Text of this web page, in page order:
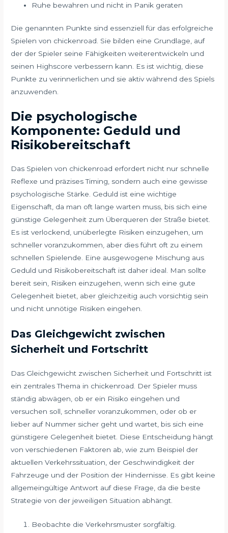
Ruhe bewahren und nicht in Panik geraten
Die genannten Punkte sind essenziell für das erfolgreiche
Spielen von chickenroad. Sie bilden eine Grundlage, auf
der der Spieler seine Fähigkeiten weiterentwickeln und
seinen Highscore verbessern kann. Es ist wichtig, diese
Punkte zu verinnerlichen und sie aktiv während des Spiels
anzuwenden.
Die psychologische
Komponente: Geduld und
Risikobereitschaft
Das Spielen von chickenroad erfordert nicht nur schnelle
Reflexe und präzises Timing, sondern auch eine gewisse
psychologische Stärke. Geduld ist eine wichtige
Eigenschaft, da man oft lange warten muss, bis sich eine
günstige Gelegenheit zum Überqueren der Straße bietet.
Es ist verlockend, unüberlegte Risiken einzugehen, um
schneller voranzukommen, aber dies führt oft zu einem
schnellen Spielende. Eine ausgewogene Mischung aus
Geduld und Risikobereitschaft ist daher ideal. Man sollte
bereit sein, Risiken einzugehen, wenn sich eine gute
Gelegenheit bietet, aber gleichzeitig auch vorsichtig sein
und nicht unnötige Risiken eingehen.
Das Gleichgewicht zwischen
Sicherheit und Fortschritt
Das Gleichgewicht zwischen Sicherheit und Fortschritt ist
ein zentrales Thema in chickenroad. Der Spieler muss
ständig abwägen, ob er ein Risiko eingehen und
versuchen soll, schneller voranzukommen, oder ob er
lieber auf Nummer sicher geht und wartet, bis sich eine
günstigere Gelegenheit bietet. Diese Entscheidung hängt
von verschiedenen Faktoren ab, wie zum Beispiel der
aktuellen Verkehrssituation, der Geschwindigkeit der
Fahrzeuge und der Position der Hindernisse. Es gibt keine
allgemeingültige Antwort auf diese Frage, da die beste
Strategie von der jeweiligen Situation abhängt.
Beobachte die Verkehrsmuster sorgfältig.